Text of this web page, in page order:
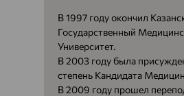
В 1997 году окончил
Государственный
Университет.
В 2003 году была
степень Кандидата
В 2009 году прошел